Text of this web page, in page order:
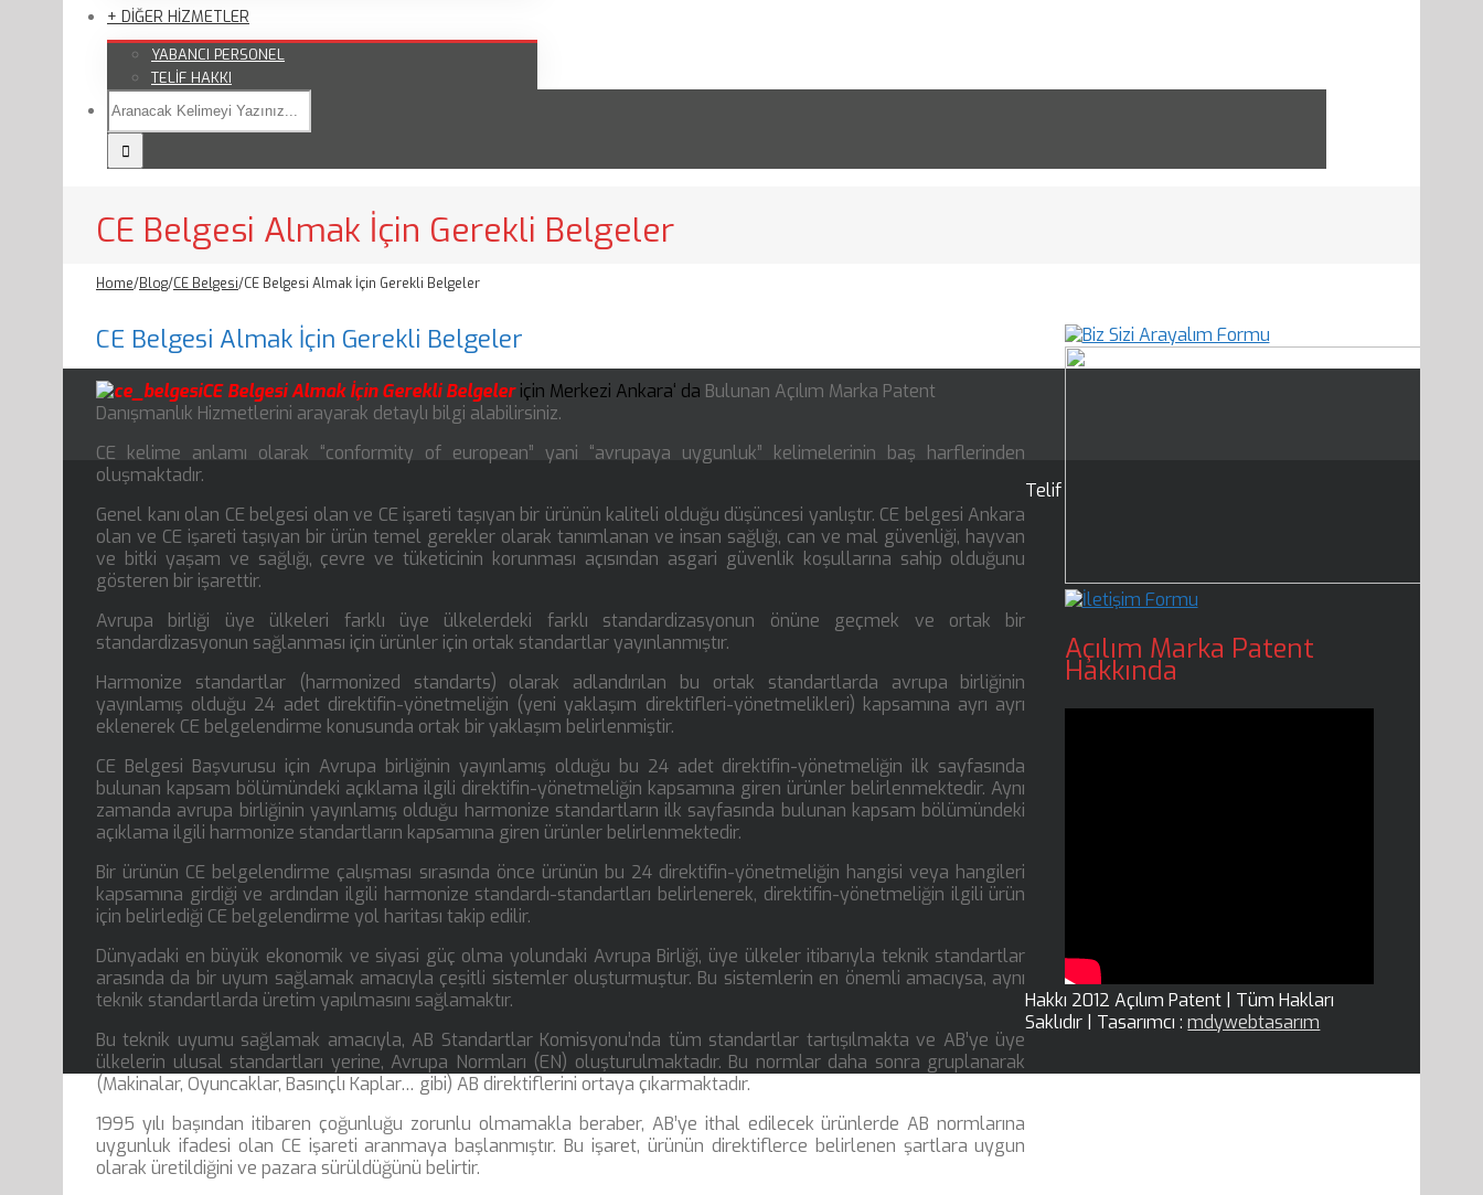
+ DİĞER HİZMETLER
YABANCI PERSONEL
TELİF HAKKI
CE Belgesi Almak İçin Gerekli Belgeler
Home/Blog/CE Belgesi/CE Belgesi Almak İçin Gerekli Belgeler
CE Belgesi Almak İçin Gerekli Belgeler
CE Belgesi Almak İçin Gerekli Belgeleriçin Merkezi Ankara‘ da Bulunan Açılım Marka Patent
Danışmanlık Hizmetlerini arayarak detaylı bilgi alabilirsiniz.
CE kelime anlamı olarak “conformity of european” yani “avrupaya uygunluk” kelimelerinin baş harflerinden
oluşmaktadır.
Genel kanı olan CE belgesi olan ve CE işareti taşıyan bir ürünün kaliteli olduğu düşüncesi yanlıştır. CE belgesi Ankara
olan ve CE işareti taşıyan bir ürün temel gerekler olarak tanımlanan ve insan sağlığı, can ve mal güvenliği, hayvan
ve bitki yaşam ve sağlığı, çevre ve tüketicinin korunması açısından asgari güvenlik koşullarına sahip olduğunu
gösteren bir işarettir.
Avrupa birliği üye ülkeleri farklı üye ülkelerdeki farklı standardizasyonun önüne geçmek ve ortak bir
standardizasyonun sağlanması için ürünler için ortak standartlar yayınlanmıştır.
Harmonize standartlar (harmonized standarts) olarak adlandırılan bu ortak standartlarda avrupa birliğinin
yayınlamış olduğu 24 adet direktifin-yönetmeliğin (yeni yaklaşım direktifleri-yönetmelikleri) kapsamına ayrı ayrı
eklenerek CE belgelendirme konusunda ortak bir yaklaşım belirlenmiştir.
CE Belgesi Başvurusu için Avrupa birliğinin yayınlamış olduğu bu 24 adet direktifin-yönetmeliğin ilk sayfasında
bulunan kapsam bölümündeki açıklama ilgili direktifin-yönetmeliğin kapsamına giren ürünler belirlenmektedir. Aynı
zamanda avrupa birliğinin yayınlamış olduğu harmonize standartların ilk sayfasında bulunan kapsam bölümündeki
açıklama ilgili harmonize standartların kapsamına giren ürünler belirlenmektedir.
Bir ürünün CE belgelendirme çalışması sırasında önce ürünün bu 24 direktifin-yönetmeliğin hangisi veya hangileri
kapsamına girdiği ve ardından ilgili harmonize standardı-standartları belirlenerek, direktifin-yönetmeliğin ilgili ürün
için belirlediği CE belgelendirme yol haritası takip edilir.
Dünyadaki en büyük ekonomik ve siyasi güç olma yolundaki Avrupa Birliği, üye ülkeler itibarıyla teknik standartlar
arasında da bir uyum sağlamak amacıyla çeşitli sistemler oluşturmuştur. Bu sistemlerin en önemli amacıysa, aynı
teknik standartlarda üretim yapılmasını sağlamaktır.
Bu teknik uyumu sağlamak amacıyla, AB Standartlar Komisyonu’nda tüm standartlar tartışılmakta ve AB’ye üye
ülkelerin ulusal standartları yerine, Avrupa Normları (EN) oluşturulmaktadır. Bu normlar daha sonra gruplanarak
(Makinalar, Oyuncaklar, Basınçlı Kaplar… gibi) AB direktiflerini ortaya çıkarmaktadır.
1995 yılı başından itibaren çoğunluğu zorunlu olmamakla beraber, AB’ye ithal edilecek ürünlerde AB normlarına
uygunluk ifadesi olan CE işareti aranmaya başlanmıştır. Bu işaret, ürünün direktiflerce belirlenen şartlara uygun
olarak üretildiğini ve pazara sürüldüğünü belirtir.
Açılım Marka Patent
Hakkında
Telif
Hakkı 2012 Açılım Patent | Tüm Hakları
Saklıdır | Tasarımcı :mdywebtasarım